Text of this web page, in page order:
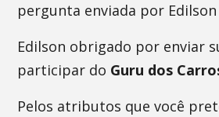
pergunta enviada por Edilson
Edilson obrigado por enviar
participar do Guru dos
Pelos atributos que você